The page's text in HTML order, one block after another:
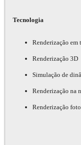
Tecnologia
Renderização em
Renderização 3D
Simulação de
Renderização na
Renderização